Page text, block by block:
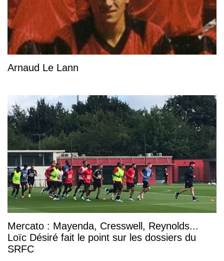
Arnaud Le Lann
Mercato : Mayenda, Cresswell, Reynolds...
Loïc Désiré fait le point sur les dossiers du
SRFC